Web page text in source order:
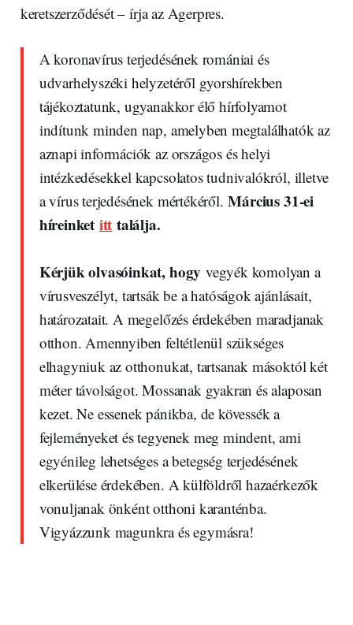
keretszerződését – írja az Agerpres.
A koronavírus terjedésének romániai és
udvarhelyszéki helyzetéről gyorshírekben
tájékoztatunk, ugyanakkor élő hírfolyamot
indítunk minden nap, amelyben megtalálhatók az
aznapi információk az országos és helyi
intézkedésekkel kapcsolatos tudnivalókról, illetve
a vírus terjedésének mértékéről.Március 31-ei
híreinket itt találja.
Kérjük olvasóinkat, hogy vegyék komolyan a
vírusveszélyt, tartsák be a hatóságok ajánlásait,
határozatait. A megelőzés érdekében maradjanak
otthon. Amennyiben feltétlenül szükséges
elhagyniuk az otthonukat, tartsanak másoktól két
méter távolságot. Mossanak gyakran és alaposan
kezet. Ne essenek pánikba, de kövessék a
fejleményeket és tegyenek meg mindent, ami
egyénileg lehetséges a betegség terjedésének
elkerülése érdekében. A külföldről hazaérkezők
vonuljanak önként otthoni karanténba.
Vigyázzunk magunkra és egymásra!